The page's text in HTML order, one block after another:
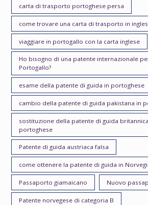
carta di trasporto portoghese persa
come trovare una carta di trasporto in
viaggiare in portogallo con la carta inglese
Ho bisogno di una patente internazionale
Portogallo?
esame della patente di guida in portoghese
cambio della patente di guida pakistana in
sostituzione della patente di guida
portoghese
Patente di guida austriaca falsa
come ottenere la patente di guida in
Passaporto giamaicano Nuovo
Patente norvegese di categoria B